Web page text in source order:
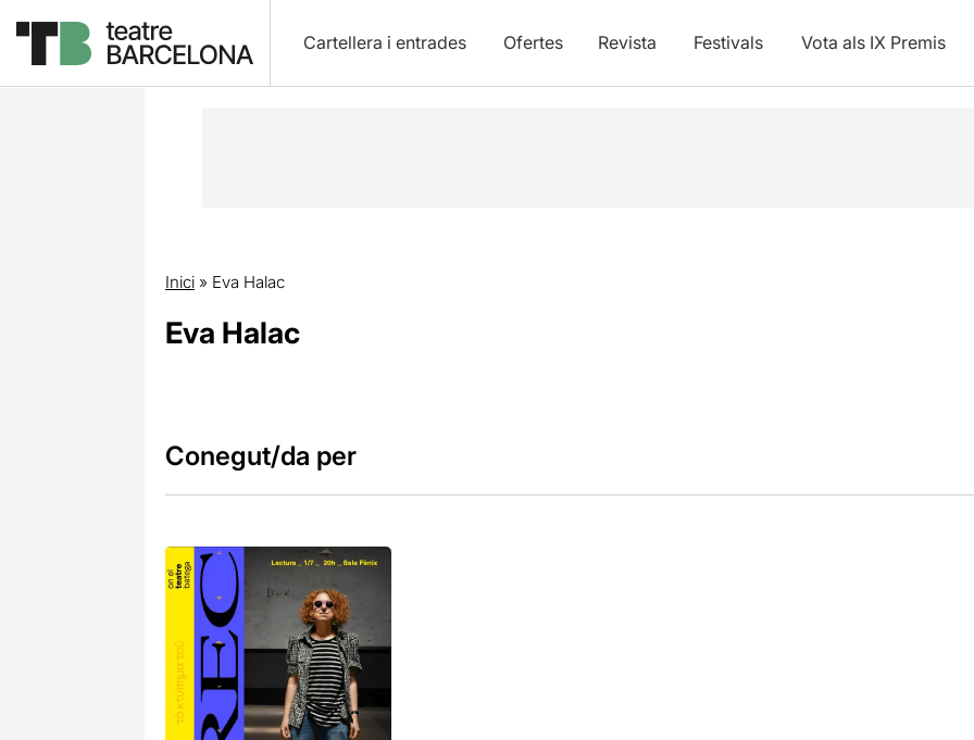
Cartellera i entrades Ofertes Revista Festivals Vota als IX Premis
Inici» Eva Halac
Eva Halac
Conegut/da per